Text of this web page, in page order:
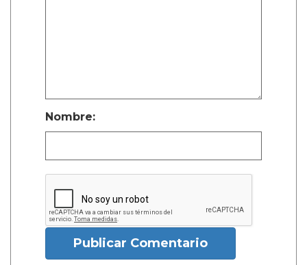
Nombre:
Publicar Comentario